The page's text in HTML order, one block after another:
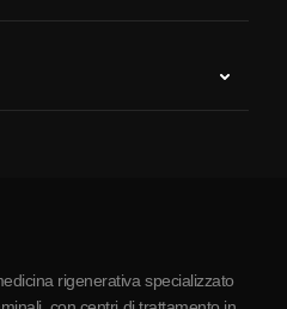
rigenerativa specializzato